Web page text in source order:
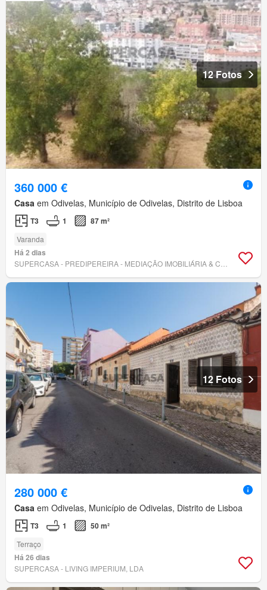
12 Fotos
360 000 €
Casa em Odivelas, Município de Odivelas, Distrito de Lisboa
T3 1 87 m²
Varanda
Há 2 dias
12 Fotos
280 000 €
Casa em Odivelas, Município de Odivelas, Distrito de Lisboa
T3 1 50 m²
Terraço
Há 26 dias
SUPERCASA - LIVING IMPERIUM, LDA